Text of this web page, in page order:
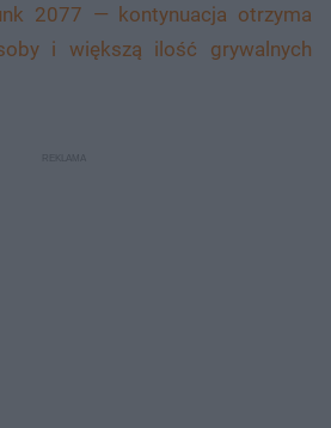
2077 — kontynuacja otrzyma
i większą ilość grywalnych